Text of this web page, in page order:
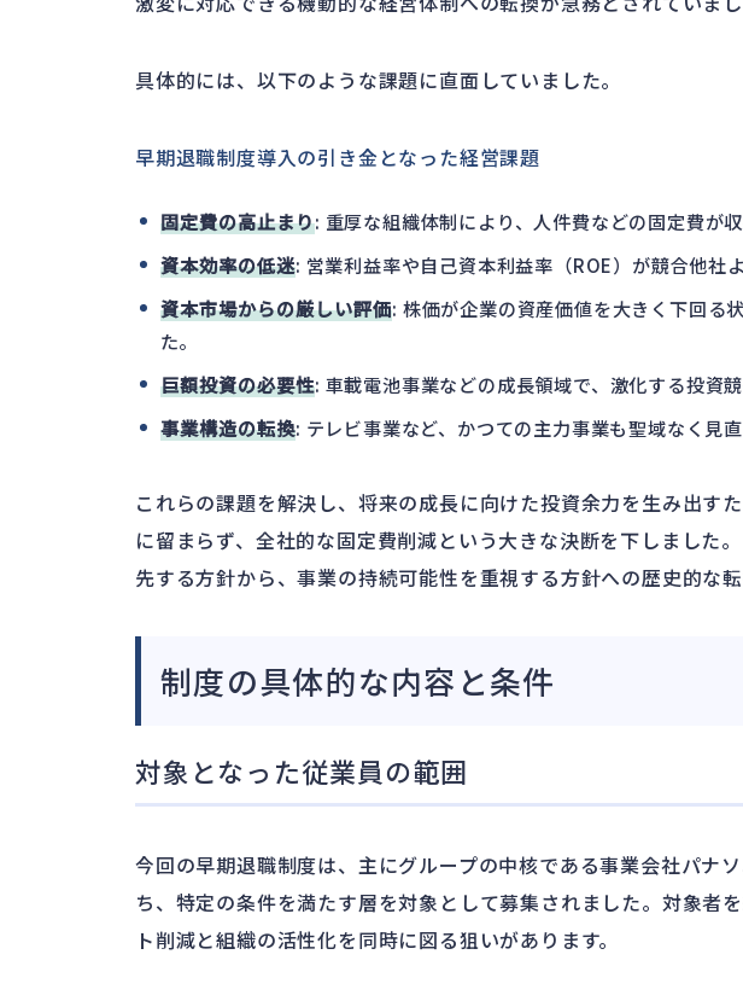
具体的には、以下のような課題に直面していました。
早期退職制度導入の引き金となった経営課題
固定費の高止まり: 重厚な組織体制により、人件費などの固定費が
資本効率の低迷: 営業利益率や自己資本利益率（ROE）が競合他社
資本市場からの厳しい評価: 株価が企業の資産価値を大きく下回る
た。
巨額投資の必要性: 車載電池事業などの成長領域で、激化する投資
事業構造の転換: テレビ事業など、かつての主力事業も聖域なく見直
これらの課題を解決し、将来の成長に向けた投資余力を生み出す
に留まらず、全社的な固定費削減という大きな決断を下しました
先する方針から、事業の持続可能性を重視する方針への歴史的な転
制度の具体的な内容と条件
対象となった従業員の範囲
今回の早期退職制度は、主にグループの中核である事業会社パナ
ち、特定の条件を満たす層を対象として募集されました。対象者
ト削減と組織の活性化を同時に図る狙いがあります。